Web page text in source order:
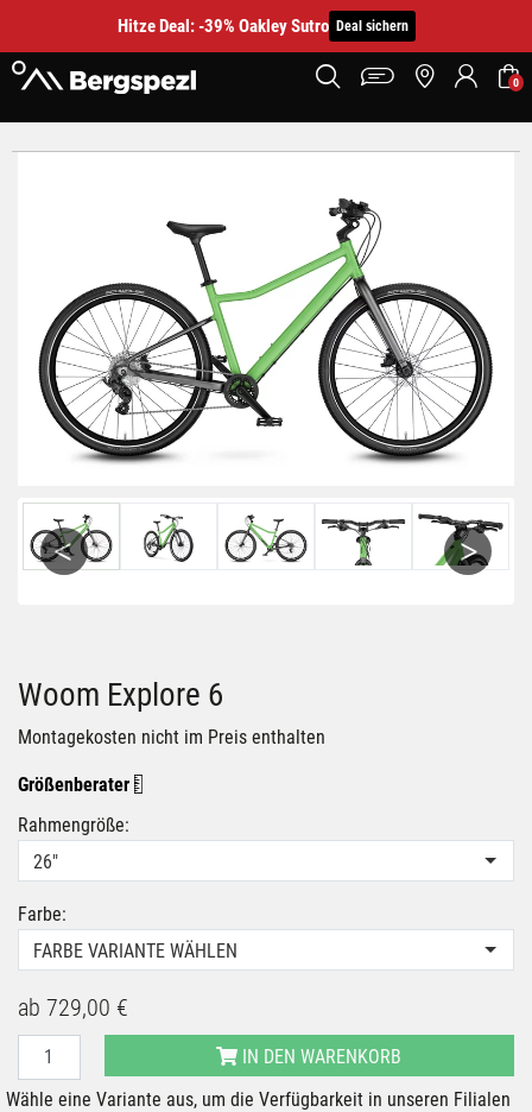
Hitze Deal: -39% Oakley Sutro Deal sichern
0
Woom Explore 6
Montagekosten nicht im Preis enthalten
Größenberater
Rahmengröße:
26"
Farbe:
FARBE VARIANTE WÄHLEN
ab 729,00 €
IN DEN WARENKORB
Wähle eine Variante aus, um die Verfügbarkeit in unseren Filialen